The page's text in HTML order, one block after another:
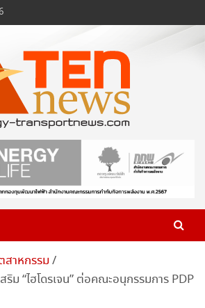
าหกรรม
ม “ไฮโดรเจน” ต่อคณะอนุกรรมการ PDP